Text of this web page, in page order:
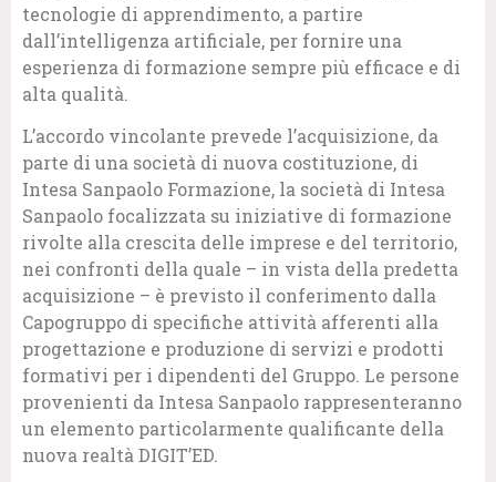
tecnologie di apprendimento, a partire
dall’intelligenza artificiale, per fornire una
esperienza di formazione sempre più efficace e di
alta qualità.
L’accordo vincolante prevede l’acquisizione, da
parte di una società di nuova costituzione, di
Intesa Sanpaolo Formazione, la società di Intesa
Sanpaolo focalizzata su iniziative di formazione
rivolte alla crescita delle imprese e del territorio,
nei confronti della quale – in vista della predetta
acquisizione – è previsto il conferimento dalla
Capogruppo di specifiche attività afferenti alla
progettazione e produzione di servizi e prodotti
formativi per i dipendenti del Gruppo. Le persone
provenienti da Intesa Sanpaolo rappresenteranno
un elemento particolarmente qualificante della
nuova realtà DIGIT’ED.